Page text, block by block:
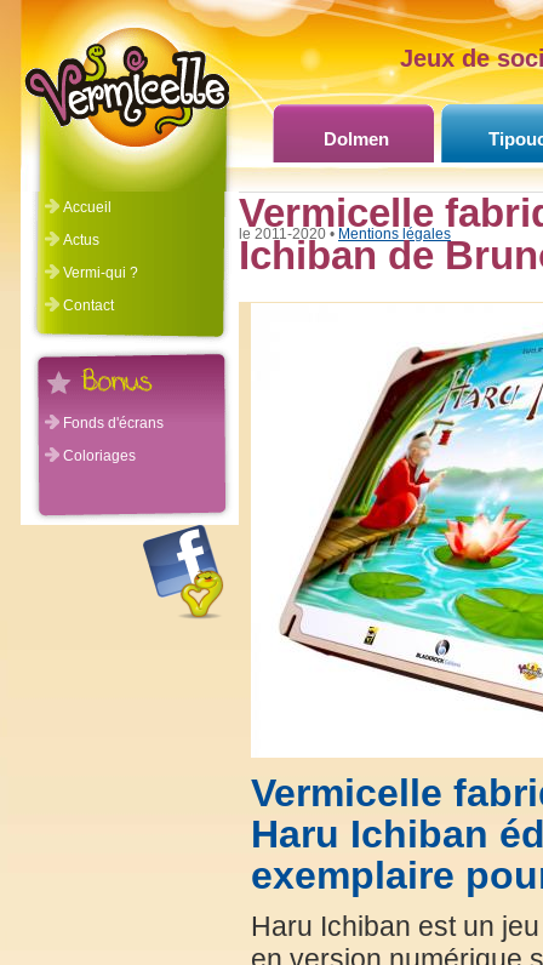
Jeux de
Dolmen
Vermicelle
Ichiban de
Vermicelle
Haru Ichiban
exemplaire
Haru Ichiban est un
Accueil
Actus
Vermi-qui ?
Contact
Fonds d'écrans
Coloriages
©Vermicelle 2011-2020 • Mentions légales